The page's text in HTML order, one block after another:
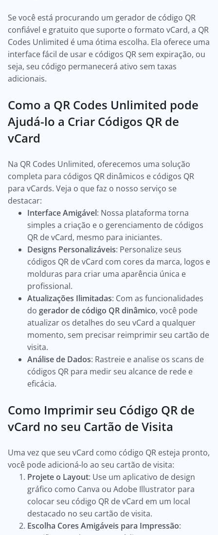
Se você está procurando um gerador de código QR
confiável e gratuito que suporte o formato vCard, a QR
Codes Unlimited é uma ótima escolha. Ela oferece uma
interface fácil de usar e códigos QR sem expiração, ou
seja, seu código permanecerá ativo sem taxas
adicionais.
Como a QR Codes Unlimited pode
Ajudá-lo a Criar Códigos QR de
vCard
Na QR Codes Unlimited, oferecemos uma solução
completa para códigos QR dinâmicos e códigos QR
para vCards. Veja o que faz o nosso serviço se
destacar:
Interface Amigável: Nossa plataforma torna
simples a criação e o gerenciamento de códigos
QR de vCard, mesmo para iniciantes.
Designs Personalizáveis: Personalize seus
códigos QR de vCard com cores da marca, logos e
molduras para criar uma aparência única e
profissional.
Atualizações Ilimitadas: Com as funcionalidades
do gerador de código QR dinâmico, você pode
atualizar os detalhes do seu vCard a qualquer
momento, sem precisar reimprimir seu cartão de
visita.
Análise de Dados: Rastreie e analise os scans de
códigos QR para medir seu alcance de rede e
eficácia.
Como Imprimir seu Código QR de
vCard no seu Cartão de Visita
Uma vez que seu vCard como código QR esteja pronto,
você pode adicioná-lo ao seu cartão de visita:
Projete o Layout: Use um aplicativo de design
gráfico como Canva ou Adobe Illustrator para
colocar seu código QR de vCard em um local
destacado no seu cartão de visita.
Escolha Cores Amigáveis para Impressão: